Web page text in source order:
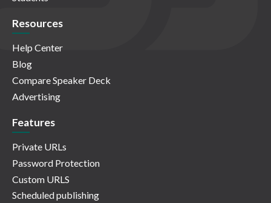
Resources
Help Center
Blog
Compare Speaker Deck
Advertising
Features
Private URLs
Password Protection
Custom URLS
Scheduled publishing